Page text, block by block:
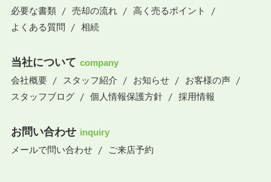
必要な書類
売却の流れ
高く売るポイント
よくある質問
相続
当社について company
会社概要
スタッフ紹介 お知らせ
お客様の声
スタッフブログ
個人情報保護方針 採用情報
お問い合わせ inquiry
メールで問い合わせ
ご来店予約